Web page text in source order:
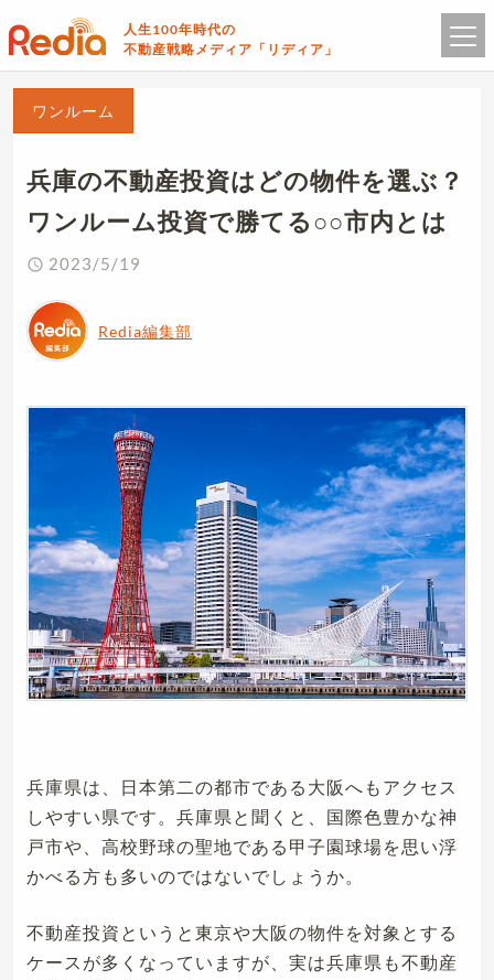
人生100年時代の
不動産戦略メディア「リディア」
ワンルーム
兵庫の不動産投資はどの物件を選ぶ？
ワンルーム投資で勝てる○○市内とは
2023/5/19
Redia編集部
兵庫県は、日本第二の都市である大阪へもアクセス
しやすい県です。兵庫県と聞くと、国際色豊かな神
戸市や、高校野球の聖地である甲子園球場を思い浮
かべる方も多いのではないでしょうか。
不動産投資というと東京や大阪の物件を対象とする
ケースが多くなっていますが、実は兵庫県も不動産